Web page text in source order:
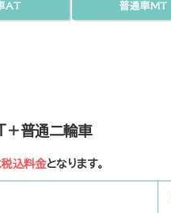
普通車MT
AT
＋普通二輪車
込料金となります。